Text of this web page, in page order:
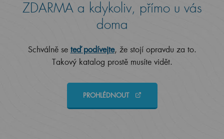
ZDARMA a kdykoliv, přímo u vás
doma
Schválně se teď podívejte, že stojí opravdu za to.
Takový katalog prostě musíte vidět.
PROHLÉDNOUT